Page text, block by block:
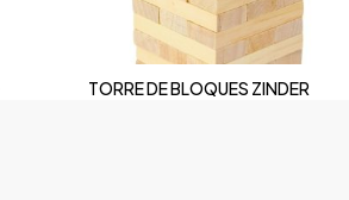
TORRE DE BLOQUES ZINDER